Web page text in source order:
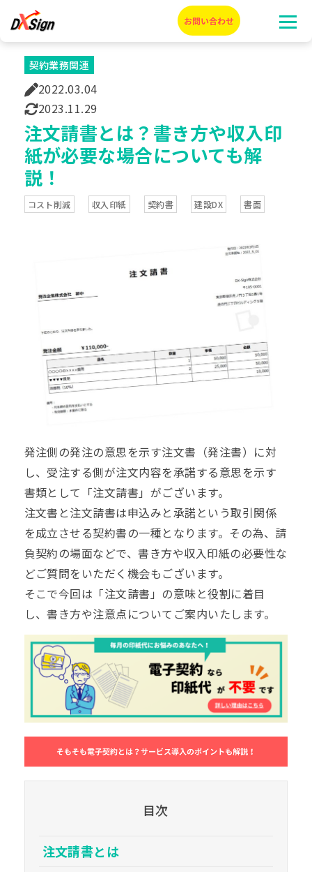
契約業務関連
2022.03.04
2023.11.29
注文請書とは？書き方や収入印
紙が必要な場合についても解
説！
コスト削減 収入印紙 契約書 建設DX 書面
発注側の発注の意思を示す注文書（発注書）に対
し、受注する側が注文内容を承諾する意思を示す
書類として「注文請書」がございます。
注文書と注文請書は申込みと承諾という取引関係
を成立させる契約書の一種となります。その為、請
負契約の場面などで、書き方や収入印紙の必要性な
どご質問をいただく機会もございます。
そこで今回は「注文請書」の意味と役割に着目
し、書き方や注意点についてご案内いたします。
目次
注文請書とは